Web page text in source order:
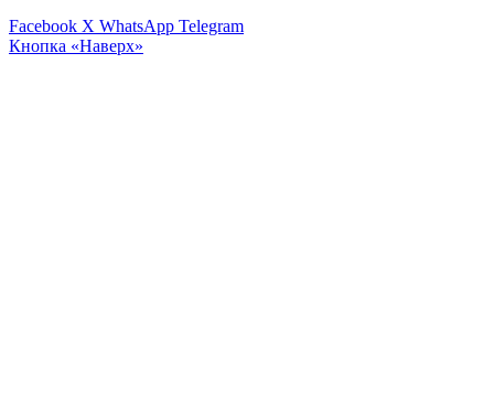
Facebook X WhatsApp Telegram
Кнопка «Наверх»